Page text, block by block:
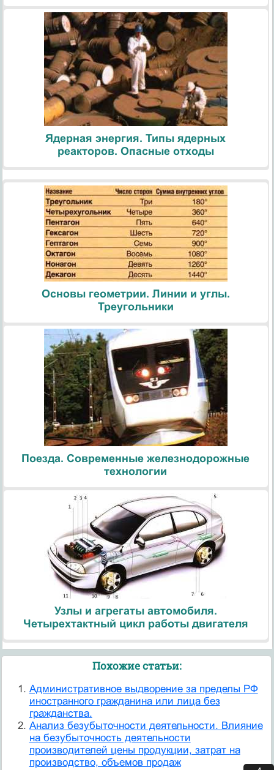
Ядерная энергия. Типы ядерных
реакторов. Опасные отходы
Основы геометрии. Линии и углы.
Треугольники
Поезда. Современные железнодорожные
технологии
Узлы и агрегаты автомобиля.
Четырехтактный цикл работы двигателя
Похожие статьи:
Административное выдворение за пределы РФ
иностранного гражданина или лица без
гражданства.
Анализ безубыточности деятельности. Влияние
на безубыточность деятельности
производителей цены продукции, затрат на
производство, объемов продаж